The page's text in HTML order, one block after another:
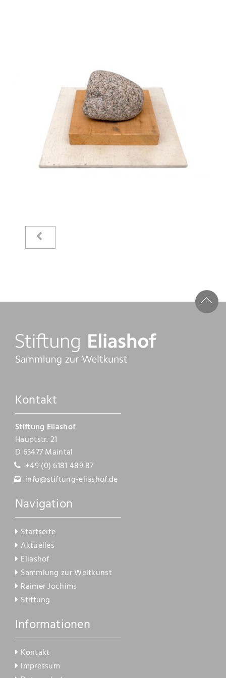
Aktuelles
Eliashof
Sammlung zur Weltkunst
Kataloge
Raimer Jochims
Papierarbeiten
Zeichnungen
Malbücher
Vita
Stiftung
Kontakt
Kontakt
Stiftung Eliashof
Hauptstr. 21
D 63477 Maintal
+49 (0) 6181 489 87
info@stiftung-eliashof.de
Navigation
Startseite
Aktuelles
Eliashof
Sammlung zur Weltkunst
Raimer Jochims
Stiftung
Informationen
Kontakt
Impressum